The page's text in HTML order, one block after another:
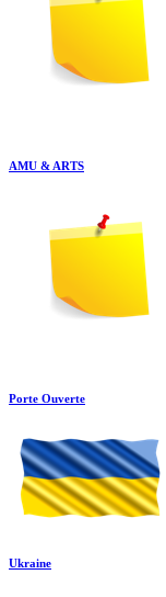
AMU & ARTS
Porte Ouverte
Ukraine